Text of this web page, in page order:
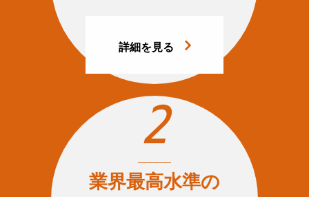
詳細を見る
2
業界最高水準の